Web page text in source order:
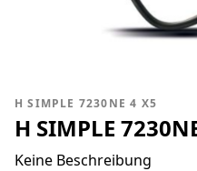
H SIMPLE 7230NE 4 X5
H SIMPLE
Keine Beschreibung